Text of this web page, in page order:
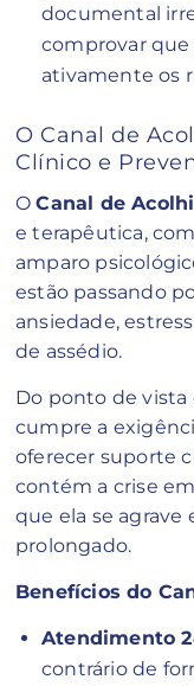
documental
comprovar que
ativamente os
O Canal de
Clínico e
OCanal de
e terapêutica,
amparo
estão passando
ansiedade,
de assédio.
Do ponto de vista
cumpre a
oferecer suporte
contém a crise
que ela se
prolongado.
Benefícios do
Atendimento
contrário de